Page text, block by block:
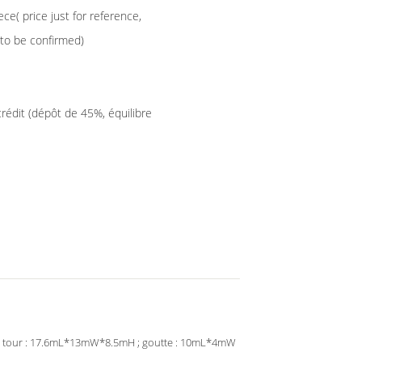
price just for reference,
be confirmed)
(dépôt de 45%, équilibre
tour : 17.6mL*13mW*8.5mH ; goutte : 10mL*4mW